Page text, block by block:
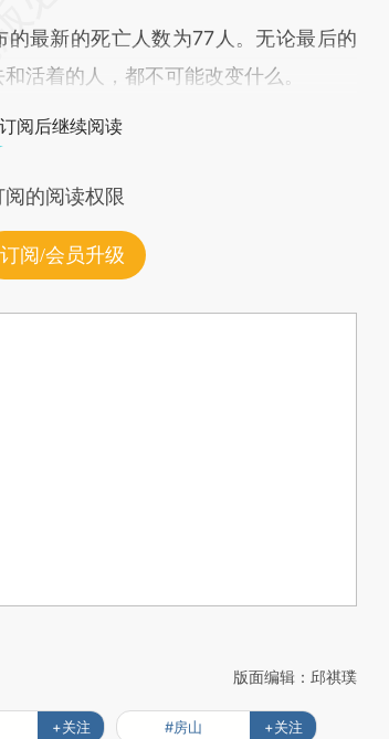
最新的死亡人数为77人。无论最后的
活着的人，都不可能改变什么。
阅后继续阅读
的阅读权限
订阅/会员升级
版面编辑：邱祺璞
+关注 #房山 +关注